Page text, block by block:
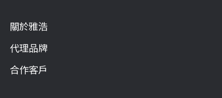
關於雅浩
代理品牌
合作客戶